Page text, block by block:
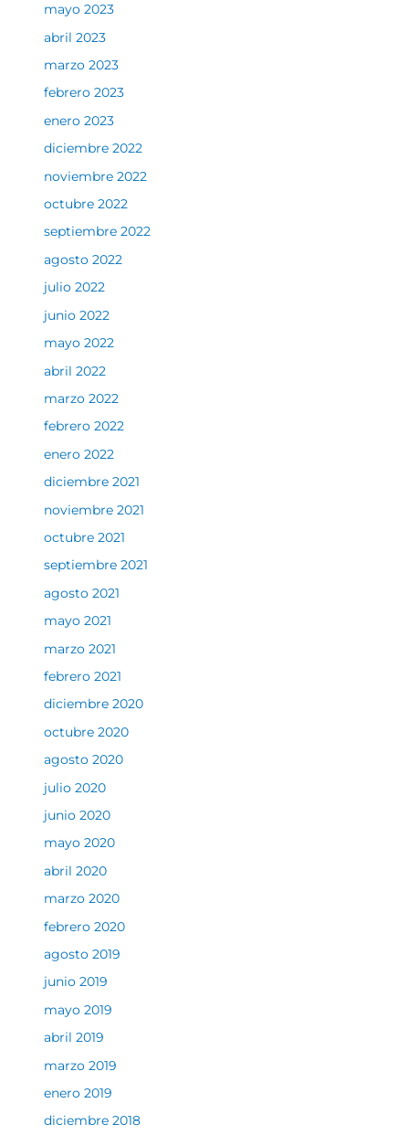
mayo 2023
abril 2023
marzo 2023
febrero 2023
enero 2023
diciembre 2022
noviembre 2022
octubre 2022
septiembre 2022
agosto 2022
julio 2022
junio 2022
mayo 2022
abril 2022
marzo 2022
febrero 2022
enero 2022
diciembre 2021
noviembre 2021
octubre 2021
septiembre 2021
agosto 2021
mayo 2021
marzo 2021
febrero 2021
diciembre 2020
octubre 2020
agosto 2020
julio 2020
junio 2020
mayo 2020
abril 2020
marzo 2020
febrero 2020
agosto 2019
junio 2019
mayo 2019
abril 2019
marzo 2019
enero 2019
diciembre 2018